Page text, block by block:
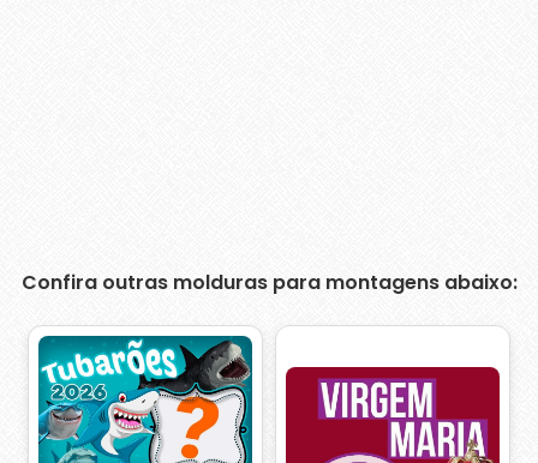
Confira outras molduras para montagens abaixo: